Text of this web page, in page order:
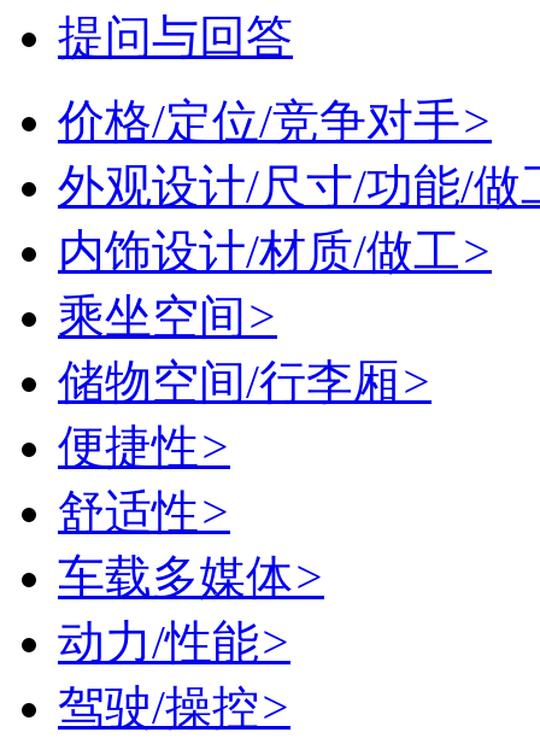
提问与回答
价格/定位/竞争对手>
外观设计/尺寸/功能/做
内饰设计/材质/做工>
乘坐空间>
储物空间/行李厢>
便捷性>
舒适性>
车载多媒体>
动力/性能>
驾驶/操控>